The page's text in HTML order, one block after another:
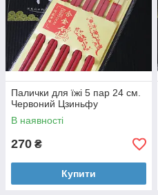
Палички для їжі 5 пар 24 см.
Червоний Цзиньфу
В наявності
270 ₴
Купити